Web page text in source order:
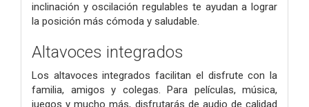
inclinación y oscilación regulables te ayudan a lograr
la posición más cómoda y saludable.
Altavoces integrados
Los altavoces integrados facilitan el disfrute con la
familia, amigos y colegas. Para películas, música,
juegos y mucho más, disfrutarás de audio de calidad